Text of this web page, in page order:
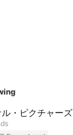
・ピクチャーズ